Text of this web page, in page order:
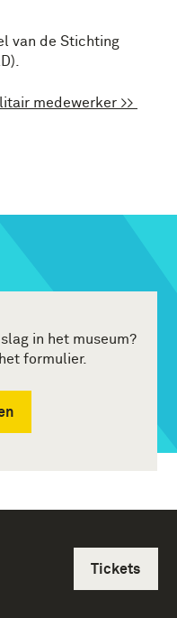
van de Stichting
medewerker >>
in het museum?
formulier.
Tickets